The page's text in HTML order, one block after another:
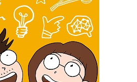
ら請求
大学院の資料請求